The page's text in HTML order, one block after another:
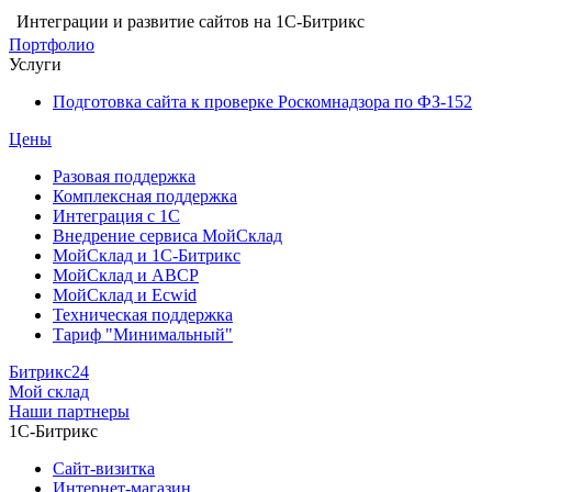
Интеграции и развитие сайтов на 1С-Битрикс
Портфолио
Услуги
Подготовка сайта к проверке Роскомнадзора по ФЗ-152
Цены
Разовая поддержка
Комплексная поддержка
Интеграция с 1С
Внедрение сервиса МойСклад
МойСклад и 1С-Битрикс
МойСклад и ABCP
МойСклад и Ecwid
Техническая поддержка
Тариф "Минимальный"
Битрикс24
Мой склад
Наши партнеры
1С-Битрикс
Сайт-визитка
Интернет-магазин